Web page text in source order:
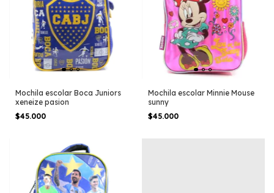
Mochila escolar Boca Juniors
xeneize pasion
$45.000
Mochila escolar Minnie Mouse
sunny
$45.000